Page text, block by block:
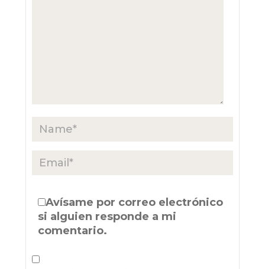
Avísame por correo electrónico
si alguien responde a mi
comentario.